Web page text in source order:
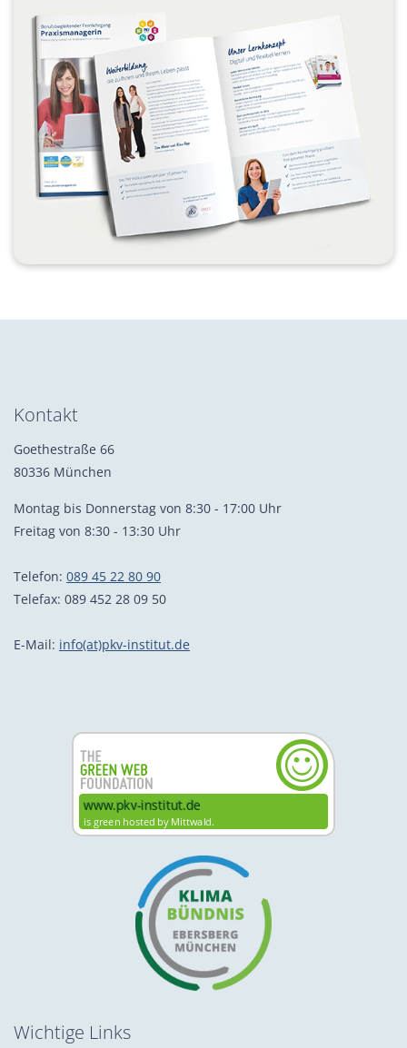
Kontakt
Goethestraße 66
80336 München
Montag bis Donnerstag von 8:30 - 17:00 Uhr
Freitag von 8:30 - 13:30 Uhr
Telefon: 089 45 22 80 90
Telefax: 089 452 28 09 50
E-Mail: info(at)pkv-institut.de
Wichtige Links